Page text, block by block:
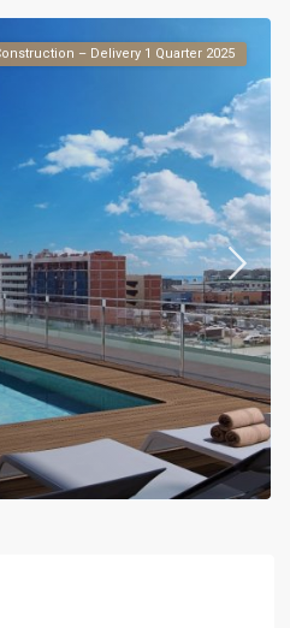
– Delivery 1 Quarter 2025